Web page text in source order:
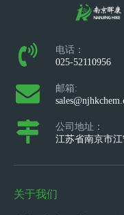
电话：
025-52110956
邮箱:
公司地址：
江苏省南京市
关于我们